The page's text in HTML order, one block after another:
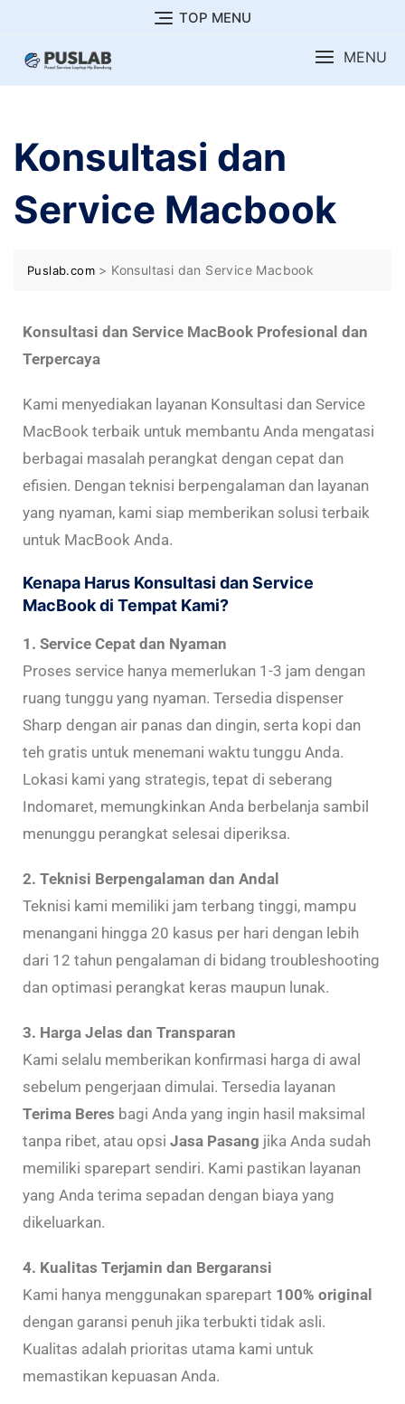
TOP MENU
MENU
Konsultasi dan
Service Macbook
Puslab.com > Konsultasi dan Service Macbook
Konsultasi dan Service MacBook Profesional dan
Terpercaya
Kami menyediakan layanan Konsultasi dan Service
MacBook terbaik untuk membantu Anda mengatasi
berbagai masalah perangkat dengan cepat dan
efisien. Dengan teknisi berpengalaman dan layanan
yang nyaman, kami siap memberikan solusi terbaik
untuk MacBook Anda.
Kenapa Harus Konsultasi dan Service
MacBook di Tempat Kami?
1. Service Cepat dan Nyaman
Proses service hanya memerlukan 1-3 jam dengan
ruang tunggu yang nyaman. Tersedia dispenser
Sharp dengan air panas dan dingin, serta kopi dan
teh gratis untuk menemani waktu tunggu Anda.
Lokasi kami yang strategis, tepat di seberang
Indomaret, memungkinkan Anda berbelanja sambil
menunggu perangkat selesai diperiksa.
2. Teknisi Berpengalaman dan Andal
Teknisi kami memiliki jam terbang tinggi, mampu
menangani hingga 20 kasus per hari dengan lebih
dari 12 tahun pengalaman di bidang troubleshooting
dan optimasi perangkat keras maupun lunak.
3. Harga Jelas dan Transparan
Kami selalu memberikan konfirmasi harga di awal
sebelum pengerjaan dimulai. Tersedia layanan
Terima Beres bagi Anda yang ingin hasil maksimal
tanpa ribet, atau opsi Jasa Pasang jika Anda sudah
memiliki sparepart sendiri. Kami pastikan layanan
yang Anda terima sepadan dengan biaya yang
dikeluarkan.
4. Kualitas Terjamin dan Bergaransi
Kami hanya menggunakan sparepart 100% original
dengan garansi penuh jika terbukti tidak asli.
Kualitas adalah prioritas utama kami untuk
memastikan kepuasan Anda.